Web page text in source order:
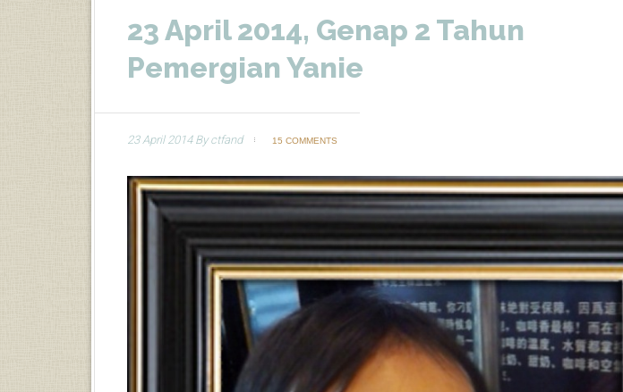
23 April 2014, Genap 2 Tahun
Pemergian Yanie
23 April 2014Byctfand 15 COMMENTS